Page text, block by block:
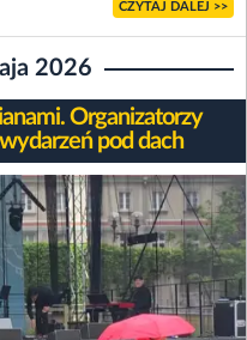
CZYTAJ DALEJ >>
2026
Organizatorzy
pod dach